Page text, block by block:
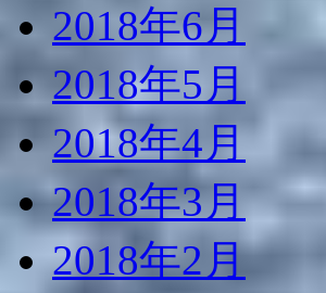
2018年6月
2018年5月
2018年4月
2018年3月
2018年2月